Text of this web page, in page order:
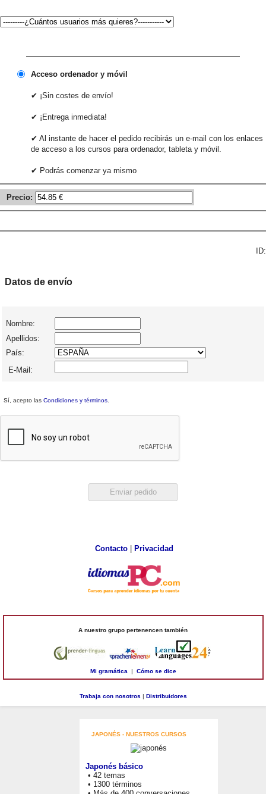
Acceso ordenador y móvil
✔ ¡Sin costes de envío!
✔ ¡Entrega inmediata!
✔ Al instante de hacer el pedido recibirás un e-mail con los enlaces
de acceso a los cursos para ordenador, tableta y móvil.
✔ Podrás comenzar ya mismo
Precio:
ID:
Datos de envío
Nombre:
Apellidos:
País:
E-Mail:
Sí, acepto las Condidiones y términos
Contacto| Privacidad
A nuestro grupo pertenencen también
Mi gramática | Cómo se dice
Trabaja con nosotros | Distribuidores
JAPONÉS - NUESTROS CURSOS
Japonés básico
• 42 temas
• 1300 términos